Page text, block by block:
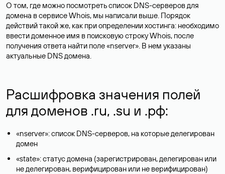
О том, где можно посмотреть список DNS-серверов для
домена в сервисе Whois, мы написали выше. Порядок
действий такой же, как при определении хостинга: необходимо
ввести доменное имя в поисковую строку Whois, после
получения ответа найти поле «nserver». В нем указаны
актуальные DNS домена.
Расшифровка значения полей
для доменов .ru, .su и .рф:
«nserver»: список DNS-серверов, на которые делегирован
домен
«state»: статус домена (зарегистрирован, делегирован или
не делегирован, верифицирован или не верифицирован)